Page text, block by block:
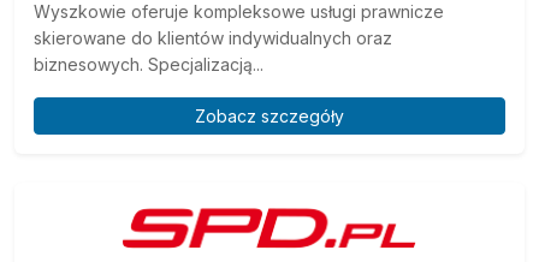
Wyszkowie oferuje kompleksowe usługi prawnicze
skierowane do klientów indywidualnych oraz
biznesowych. Specjalizacją...
Zobacz szczegóły